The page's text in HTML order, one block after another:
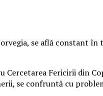
se află constant
Fericirii din
se confruntă cu